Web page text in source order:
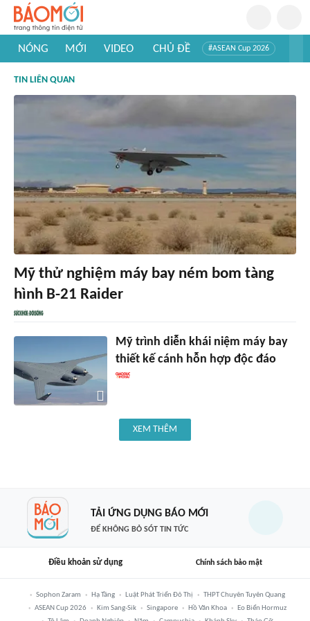
NÓNG MỚI VIDEO CHỦ ĐỀ #ASEAN Cup 2026
#Khám phá thế giới
TIN LIÊN QUAN
Mỹ thử nghiệm máy bay ném bom tàng
hình B-21 Raider
Mỹ trình diễn khái niệm máy bay
thiết kế cánh hỗn hợp độc đáo
XEM THÊM
TẢI ỨNG DỤNG BÁO MỚI
ĐỂ KHÔNG BỎ SÓT TIN TỨC
Điều khoản sử dụng Chính sách bảo mật
Sophon Zaram Hạ Tầng Luật Phát Triển Đô Thị
THPT Chuyên Tuyên Quang
ASEAN Cup 2026
Kim Sang-Sik Singapore Hồ Văn Khoa
Eo Biển Hormuz